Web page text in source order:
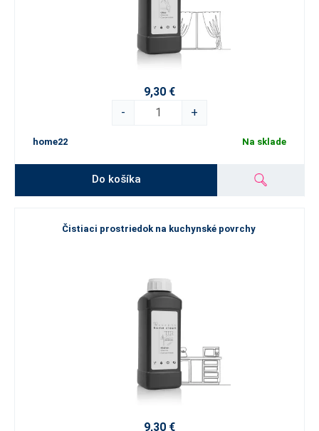
9,30 €
-
+
home22 Na sklade
Do košíka
Čistiaci prostriedok na kuchynské povrchy
9,30 €